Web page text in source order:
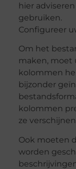
hier
gebruiken.
Configureer
Om het
maken, moet
kolommen
bijzonder
kolommen
ze
Ook moeten
worden